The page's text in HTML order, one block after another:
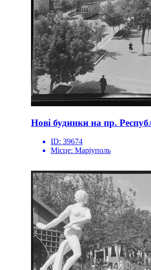
Нові будинки на пр.
ID: 39674
Місце: Маріуполь